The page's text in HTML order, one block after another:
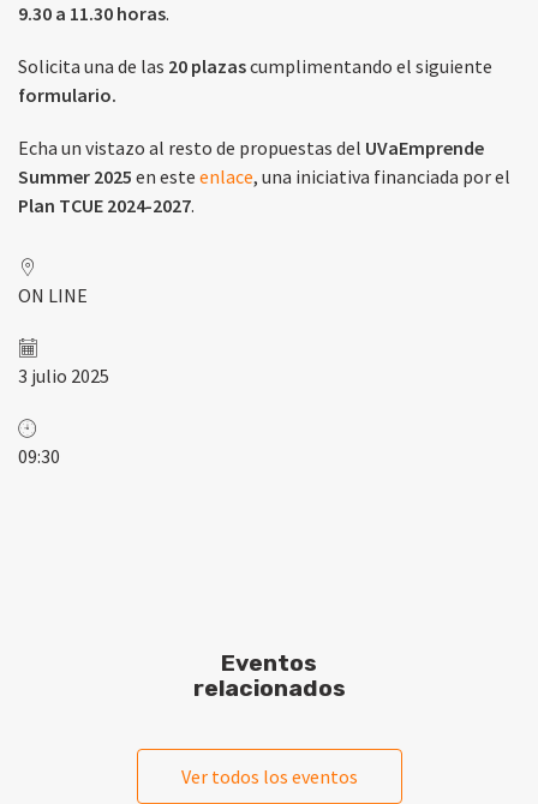
9.30 a 11.30 horas.
Solicita una de las 20 plazascumplimentando el siguiente
formulario.
Echa un vistazo al resto de propuestas del UVaEmprende
Summer 2025 en este enlace, una iniciativa financiada por el
Plan TCUE 2024-2027.
ON LINE
3 julio 2025
09:30
Eventos
relacionados
Ver todos los eventos